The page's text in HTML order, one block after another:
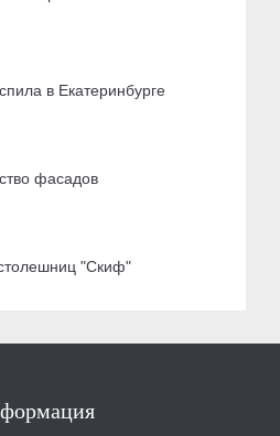
в Екатеринбурге
фасадов
"Скиф"